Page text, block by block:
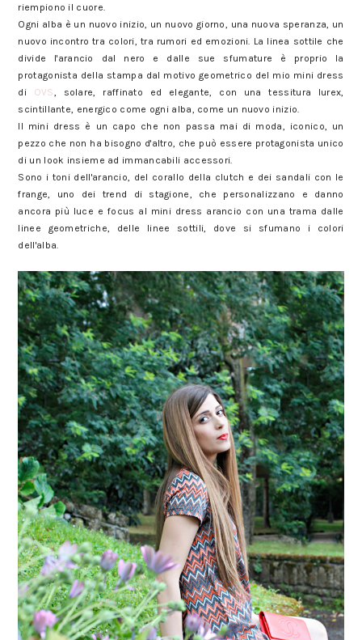
riempiono il cuore.
Ogni alba è un nuovo inizio, un nuovo giorno, una nuova speranza, un
nuovo incontro tra colori, tra rumori ed emozioni. La linea sottile che
divide l'arancio dal nero e dalle sue sfumature è proprio la
protagonista della stampa dal motivo geometrico del mio mini dress
di OVS
, solare, raffinato ed elegante, con una tessitura lurex,
scintillante, energico come ogni alba, come un nuovo inizio.
Il mini dress è un capo che non passa mai di moda, iconico, un
pezzo che non ha bisogno d'altro, che può essere protagonista unico
di un look insieme ad immancabili accessori.
Sono i toni dell'arancio, del corallo della clutch e dei sandali con le
frange, uno dei trend di stagione, che personalizzano e danno
ancora più luce e focus al mini dress arancio con una trama dalle
linee geometriche, delle linee sottili, dove si sfumano i colori
dell'alba.